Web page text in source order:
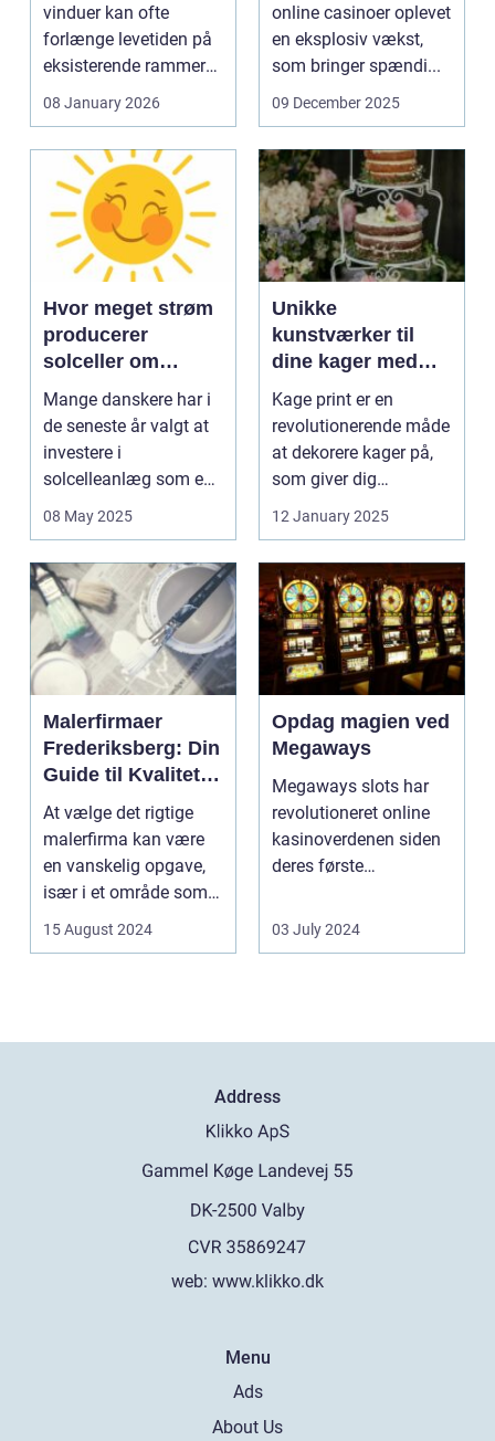
vinduer kan ofte
forlænge levetiden på
eksisterende rammer
og glas med ...
08 January 2026
online casinoer oplevet
en eksplosiv vækst,
som bringer spændi...
09 December 2025
Hvor meget strøm
producerer
solceller om
vinteren?
Mange danskere har i
de seneste år valgt at
investere i
solcelleanlæg som en
bæred...
08 May 2025
Unikke
kunstværker til
dine kager med
kage print
Kage print er en
revolutionerende måde
at dekorere kager på,
som giver dig
mulighed for ...
12 January 2025
Malerfirmaer
Frederiksberg: Din
Guide til Kvalitet
og Service
At vælge det rigtige
malerfirma kan være
en vanskelig opgave,
især i et område som
Frederiksberg, hv...
15 August 2024
Opdag magien ved
Megaways
Megaways slots har
revolutioneret online
kasinoverdenen siden
deres første
spillea...
03 July 2024
Address
web: www.klikko.dk
Menu
Ads
About Us